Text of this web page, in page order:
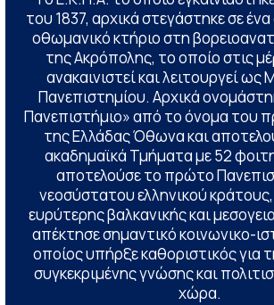
του 1837, αρχικά στεγάστηκε σε ένα
οθωμανικό κτήριο στη
της Ακρόπολης, το οποίο στις
ανακαινιστεί και λειτουργεί ως
Πανεπιστημίου. Αρχικά
Πανεπιστήμιο» από το όνομα του
της Ελλάδας Όθωνα και
ακαδημαϊκά Τμήματα με 52
αποτελούσε το πρώτο
νεοσύστατου ελληνικού
ευρύτερης βαλκανικής και
απέκτησε σημαντικό κοινωνικο-
οποίος υπήρξε καθοριστικός για
συγκεκριμένης γνώσης και
χώρα.